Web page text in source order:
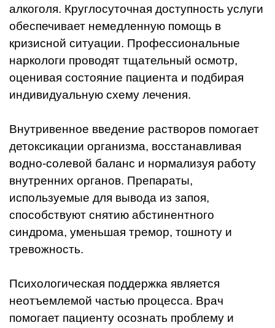
алкоголя. Круглосуточная доступность услуги
обеспечивает немедленную помощь в
кризисной ситуации. Профессиональные
наркологи проводят тщательный осмотр,
оценивая состояние пациента и подбирая
индивидуальную схему лечения.
Внутривенное введение растворов помогает
детоксикации организма, восстанавливая
водно-солевой баланс и нормализуя работу
внутренних органов. Препараты,
используемые для вывода из запоя,
способствуют снятию абстинентного
синдрома, уменьшая тремор, тошноту и
тревожность.
Психологическая поддержка является
неотъемлемой частью процесса. Врач
помогает пациенту осознать проблему и